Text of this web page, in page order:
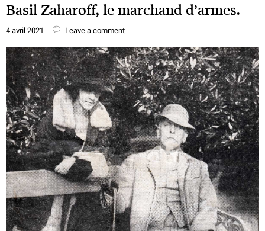
Basil Zaharoff, le marchand d’armes.
4 avril 2021 Leave a comment